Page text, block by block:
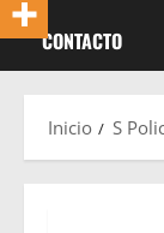
CONTACTO
Inicio S